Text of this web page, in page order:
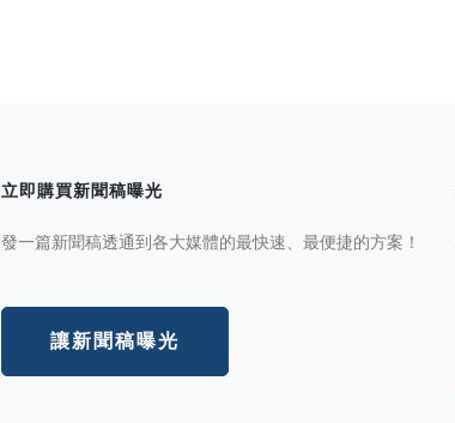
立即購買新聞稿曝光
發一篇新聞稿透通到各大媒體的最快速、最便捷的方案！
讓新聞稿曝光